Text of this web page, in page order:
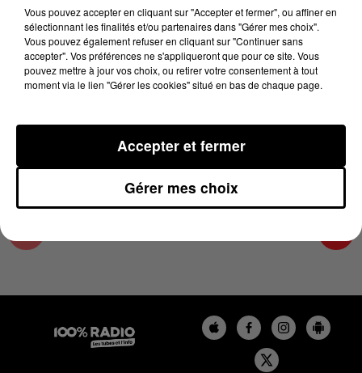
15 novembre 2023 - 4 min 28 sec
LES INFOS DU LOT DU 15/11/2023 À 17H00
15/11/2023
Vous pouvez accepter en cliquant sur "Accepter et fermer", ou affiner en
sélectionnant les finalités et/ou partenaires dans "Gérer mes choix".
Vous pouvez également refuser en cliquant sur "Continuer sans
accepter". Vos préférences ne s'appliqueront que pour ce site. Vous
pouvez mettre à jour vos choix, ou retirer votre consentement à tout
moment via le lien "Gérer les cookies" situé en bas de chaque page.
Gérer mes choix
Accepter et fermer